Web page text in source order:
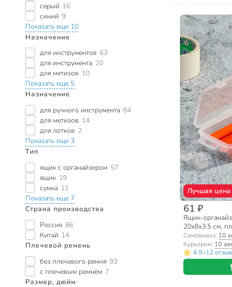
серый 16
синий 9
Показать еще 10
Назначение
для инструментов 63
для инструмента 20
для метизов 10
Показать еще 5
Назначение
для ручного инструмента 84
для метизов 14
для лотков 2
Показать еще 3
Тип
ящик с органайзером 57
ящик 19
сумка 11
Показать еще 7
Страна производства
Россия 86
Китай 14
Плечевой ремень
без плечевого ремня 93
с плечевым ремнём 7
Размер, дюйм
Лучшая цена
61 ₽
Ящик-
20х8х3.5 см,
27803550502
Самовывоз: 10
Курьером: 10
4.9•12